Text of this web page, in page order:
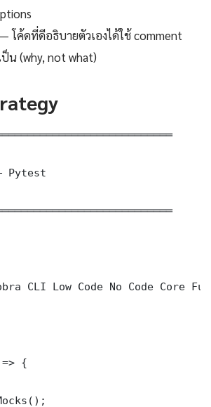
— โค้ดที่ดีอธิบายตัวเองได้ใช้ comment
ป็น (why, not what)
Pytest
CLI Low Code No Code Core
{